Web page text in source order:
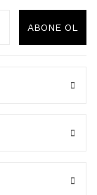
ABONE OL